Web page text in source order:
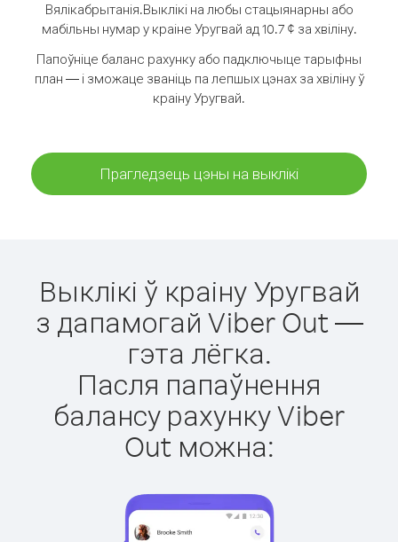
Вялікабрытанія.Выклікі на любы стацыянарны або
мабільны нумар у краіне Уругвай ад 10.7 ¢ за хвіліну.
Папоўніце баланс рахунку або падключыце тарыфны
план — і зможаце званіць па лепшых цэнах за хвіліну ў
краіну Уругвай.
Прагледзець цэны на выклікі
Выклікі ў краіну Уругвай
з дапамогай Viber Out —
гэта лёгка.
Пасля папаўнення
балансу рахунку Viber
Out можна: